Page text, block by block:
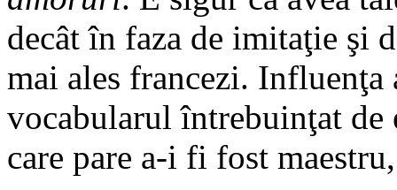
decât în faza de imitaţie şi
mai ales francezi. Influenţa
vocabularul întrebuinţat de
care pare a-i fi fost